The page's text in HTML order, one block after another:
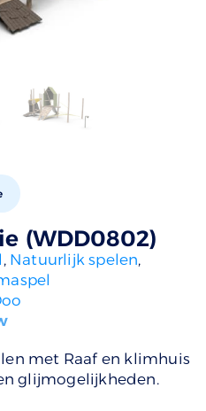
(WDD0802)
, Natuurlijk spelen,
met Raaf en klimhuis
glijmogelijkheden.